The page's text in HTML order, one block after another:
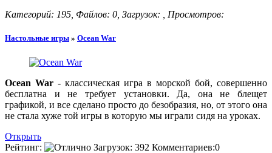
Категорий: 195, Файлов: 0, Загрузок: , Просмотров:
Настольные игры » Ocean War
Ocean War - классическая игра в морской бой, совершенно
бесплатна и не требует установки. Да, она не блещет
графикой, и все сделано просто до безобразия, но, от этого она
не стала хуже той игры в которую мы играли сидя на уроках.
Открыть
Рейтинг:
Загрузок: 392 Комментариев:0